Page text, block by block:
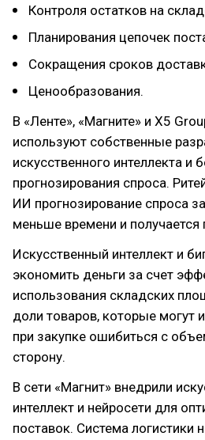
Контроля остатков на
Планирования цепочек
Сокращения сроков
Ценообразования.
В «Ленте», «Магните» и X5
используют собственные
искусственного интеллекта
прогнозирования спроса.
ИИ прогнозирование спроса
меньше времени и получается
Искусственный интеллект и
экономить деньги за счет
использования складских
доли товаров, которые могут
при закупке ошибиться с
сторону.
В сети «Магнит» внедрили
интеллект и нейросети для
поставок. Система логистики